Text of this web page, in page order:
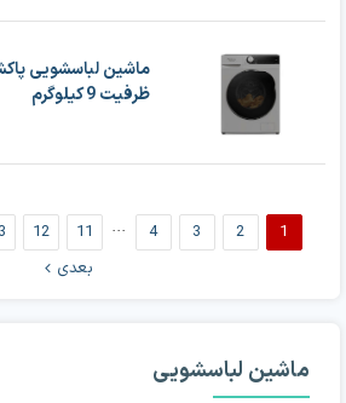
بود.
است.
ظرفیت 9 کیلوگرم
1
2
3
4
···
11
12
بعدی
ماشین لباسشویی